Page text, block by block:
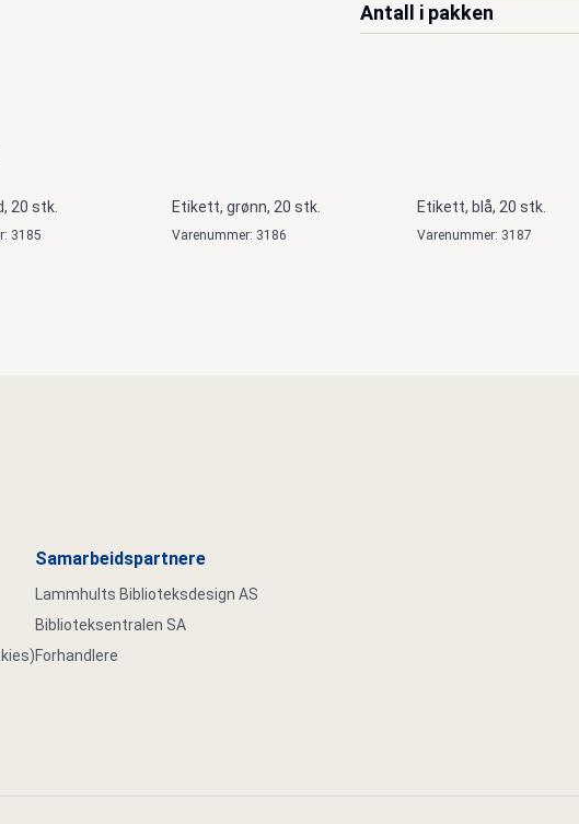
Antall i pakken
20 stk.
3185
Etikett, grønn, 20 stk.
Varenummer: 3186
Etikett, blå, 20 stk.
Varenummer: 3187
Samarbeidspartnere
Lammhults Biblioteksdesign AS
Biblioteksentralen SA
Forhandlere